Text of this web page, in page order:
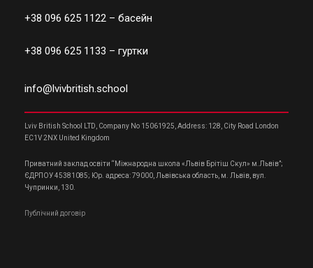
+38 096 625 1122 – басейн
+38 096 625 1133 – гуртки
info@lvivbritish.school
Lviv British School LTD, Company No 15061925, Address: 128, City Road London
EC1V 2NX United Kingdom
Приватний заклад освіти “Міжнародна школа «Львів Брітіш Скул» м.Львів”;
ЄДРПОУ 45381085; Юр. адреса: 79000, Львівська область, м. Львів, вул.
Чупринки, 130.
Публічний договір